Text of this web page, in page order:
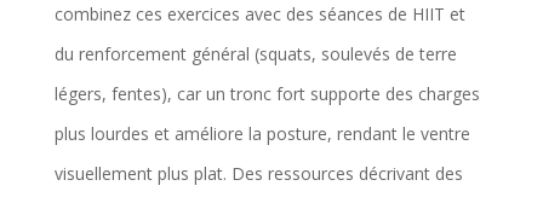
combinez ces exercices avec des séances de HIIT et
du renforcement général (squats, soulevés de terre
légers, fentes), car un tronc fort supporte des charges
plus lourdes et améliore la posture, rendant le ventre
visuellement plus plat. Des ressources décrivant des